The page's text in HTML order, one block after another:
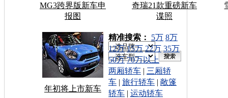
MG3跨界版新车申
报图
奇瑞21款重磅新车
谍照
年初将上市新车
车型搜索：
精准搜索： 5万 8万
12万 15万 22万 35万
50万 70万以上
两厢轿车 | 三厢轿
车 | 旅行轿车 | 敞篷
轿车 | 运动轿车